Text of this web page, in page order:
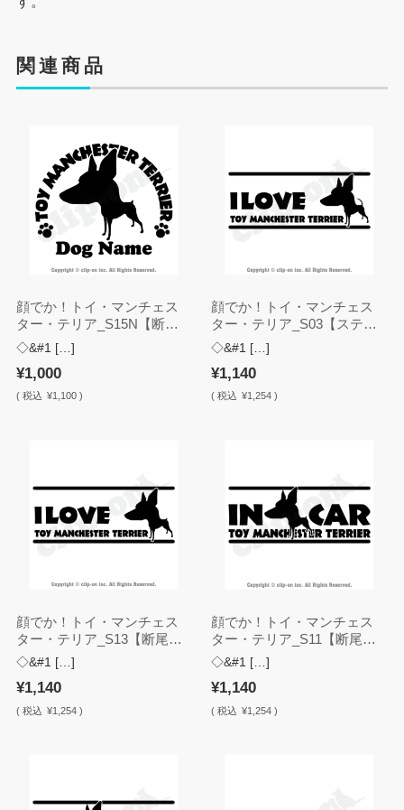
関連商品
顔でか！トイ・マンチェス
ター・テリア_S15N【断
尾・名入れ・ステッカー】
◇&#1 […]
¥1,000
( 税込 ¥1,100 )
顔でか！トイ・マンチェス
ター・テリア_S03【ステッ
カー】
◇&#1 […]
¥1,140
(税込 ¥1,254 )
顔でか！トイ・マンチェス
ター・テリア_S13【断尾・
ステッカー】
◇&#1 […]
¥1,140
( 税込 ¥1,254 )
顔でか！トイ・マンチェス
ター・テリア_S11【断尾・
ステッカー】
◇&#1 […]
¥1,140
(税込 ¥1,254 )